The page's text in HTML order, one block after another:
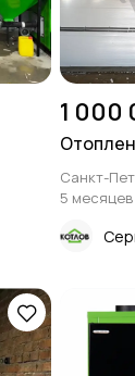
1 000
Санкт-
5